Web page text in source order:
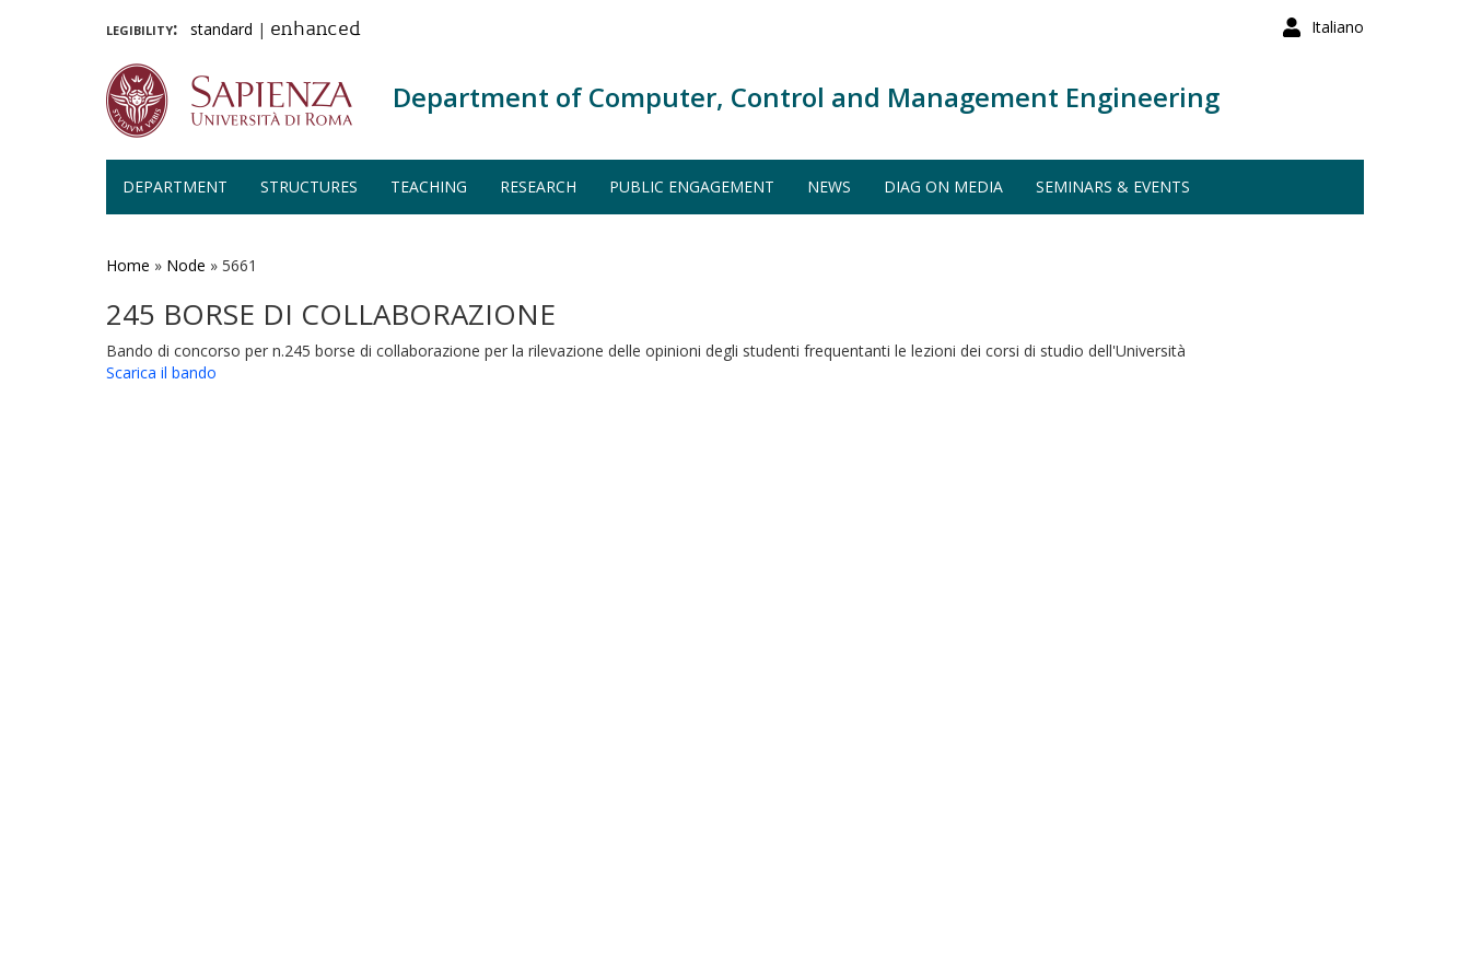
Italiano
legibility: standard | enhanced
Department of Computer, Control and Management Engineering
DEPARTMENT STRUCTURES TEACHING RESEARCH PUBLIC ENGAGEMENT NEWS DIAG ON MEDIA SEMINARS & EVENTS
Home » Node » 5661
245 BORSE DI COLLABORAZIONE
Bando di concorso per n.245 borse di collaborazione per la rilevazione delle opinioni degli studenti frequentanti le lezioni dei corsi di studio dell'Università
Scarica il bando